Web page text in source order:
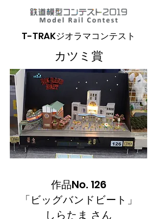
T-TRAKジオラマコンテスト
カツミ賞
作品No. 126
「ビッグバンドビート」
しらたま さん